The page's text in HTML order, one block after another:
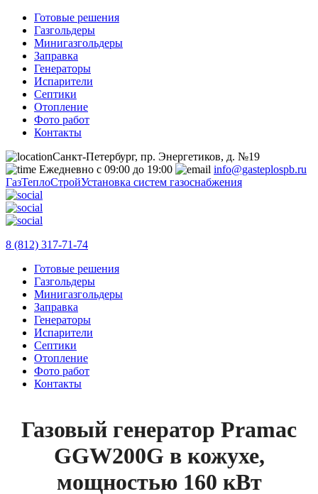
Готовые решения
Газгольдеры
Минигазгольдеры
Заправка
Генераторы
Испарители
Септики
Отопление
Фото работ
Контакты
Санкт-Петербург, пр. Энергетиков, д. №19
Ежедневно с 09:00 до 19:00
info@gasteplospb.ru
ГазТеплоСтройУстановка систем газоснабжения
8 (812) 317-71-74
Готовые решения
Газгольдеры
Минигазгольдеры
Заправка
Генераторы
Испарители
Септики
Отопление
Фото работ
Контакты
Газовый генератор Pramac
GGW200G в кожухе,
мощностью 160 кВт